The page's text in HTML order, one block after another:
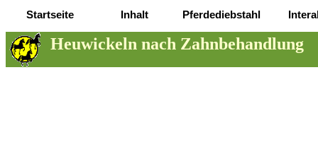
Startseite Inhalt Pferdediebstahl
Heuwickeln nach Zahnbehandlung